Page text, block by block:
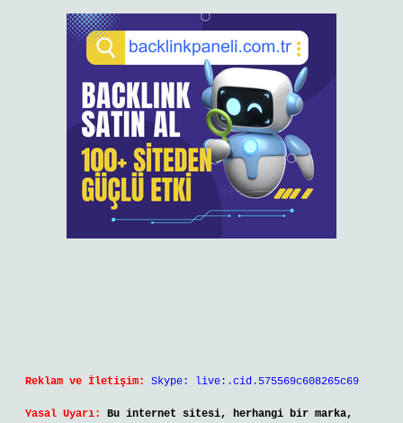
Reklam ve İletişim: Skype: live:.cid.575569c608265c69
Yasal Uyarı:
Bu internet sitesi, herhangi bir marka,